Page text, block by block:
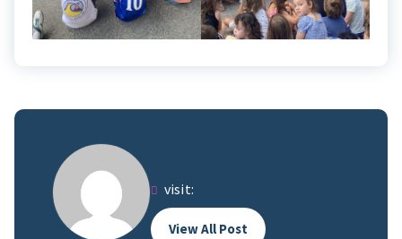
visit:
View All Post